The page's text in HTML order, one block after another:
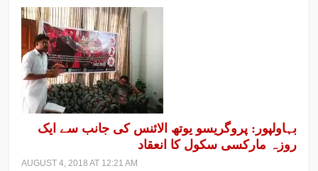
بہاولپور: پروگریسو یوتھ الائنس کی جانب سے ایک
روزہ مارکسی سکول کا انعقاد
AUGUST 4, 2018 AT 12:21 AM